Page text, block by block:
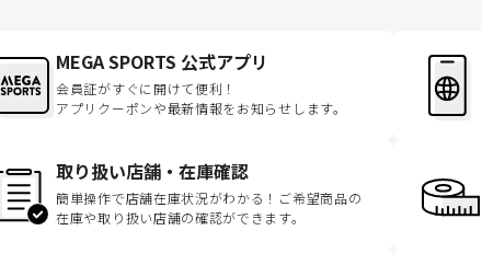
MEGA SPORTS 公式アプリ
会員証がすぐに開けて便利！
アプリクーポンや最新情報をお知らせします。
取り扱い店舗・在庫確認
簡単操作で店舗在庫状況がわかる！ご希望商品の
在庫や取り扱い店舗の確認ができます。